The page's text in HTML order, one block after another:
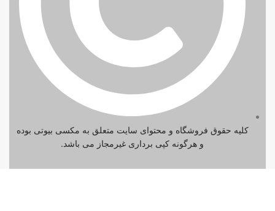
کلیه حقوق فروشگاه و محتوای سایت متعلق به مکسی بیوتی بوده
و هرگونه کپی برداری غیرمجاز می باشد.